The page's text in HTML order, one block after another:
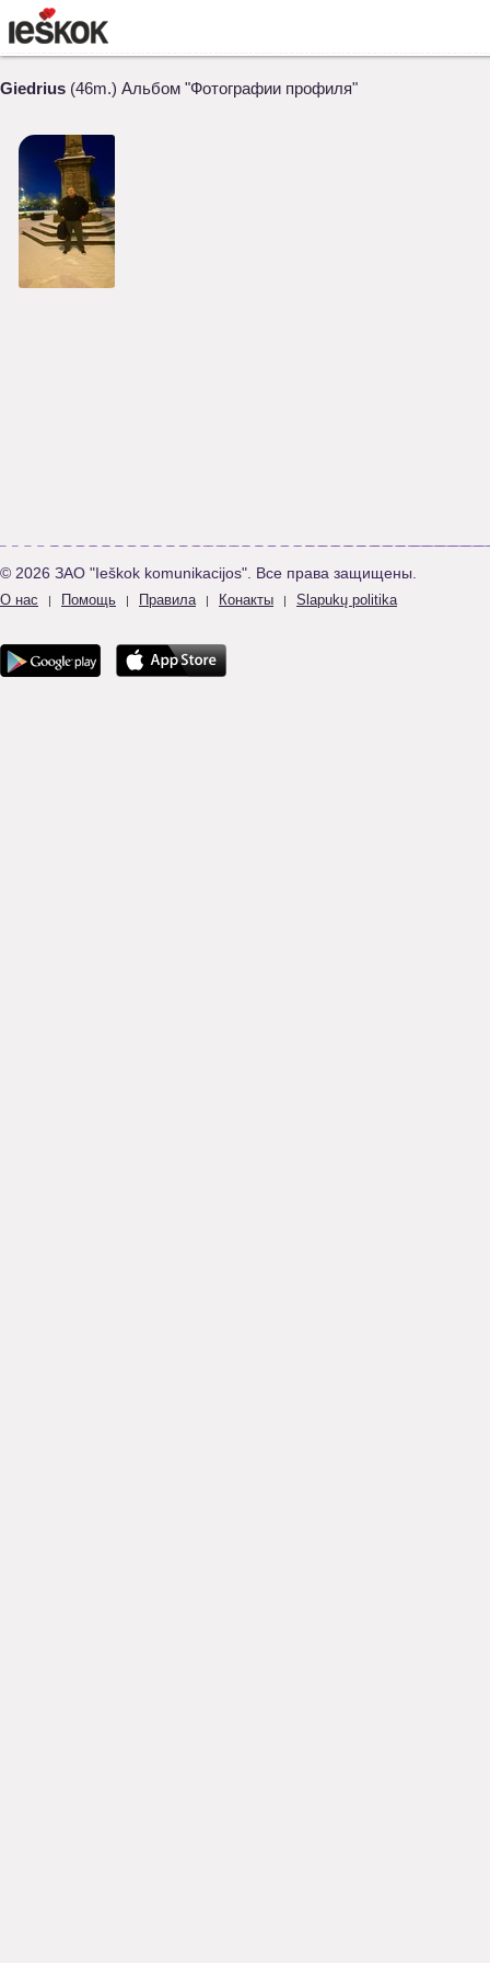
Giedrius (46m.) Альбом "Фотографии профиля"
© 2026 ЗАО "Ieškok komunikacijos". Все права защищены.
О нас | Помощь | Правила | Конакты | Slapukų politika